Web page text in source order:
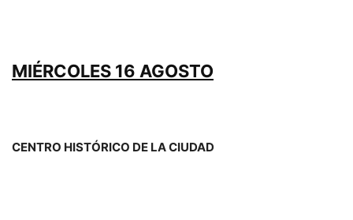
MIÉRCOLES 16 AGOSTO
CENTRO HISTÓRICO DE LA CIUDAD